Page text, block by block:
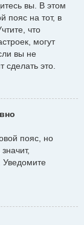
вы. В этом
пояс на тот, в
что
могут
вы не
сделать это.
пояс, но
Уведомите